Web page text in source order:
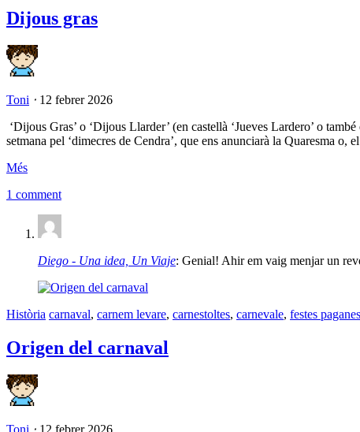
Dijous gras
Toni ⋅ 12 febrer 2026
‘Dijous Gras’ o ‘Dijous Llarder’ (en castellà ‘Jueves Lardero’ o
setmana pel ‘dimecres de Cendra’, que ens anunciarà la Quaresma
Més
1 comment
Diego - Una idea, Un Viaje: Genial! Ahir em vaig menjar un
Història carnaval, carnem levare, carnestoltes, carnevale, festes paganes
Origen del carnaval
Toni ⋅ 12 febrer 2026